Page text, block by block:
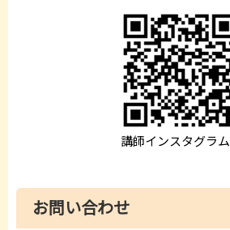
講師インスタグラム
お問い合わせ